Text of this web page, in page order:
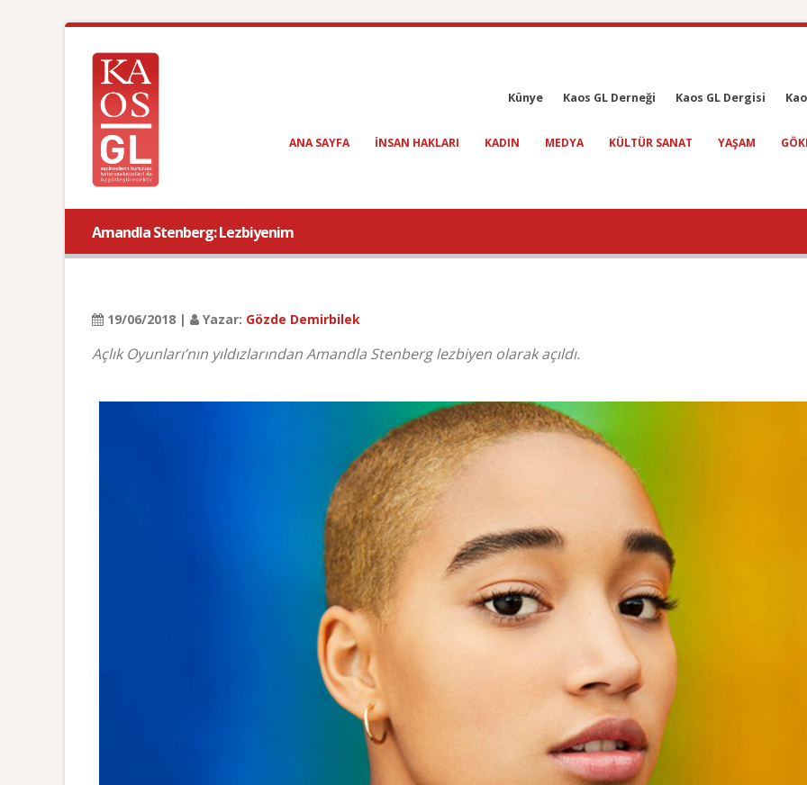
Künye Kaos GL Derneği Kaos GL Dergisi
ANA SAYFA INSAN HAKLARI KADIN MEDYA KÜLTÜR SANAT YAŞAM
Amandla Stenberg: Lezbiyenim
19/06/2018 | Yazar: Gözde Demirbilek
Açlık Oyunları’nın yıldızlarından Amandla Stenberg lezbiyen olarak açıldı.